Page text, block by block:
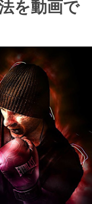
を動画で